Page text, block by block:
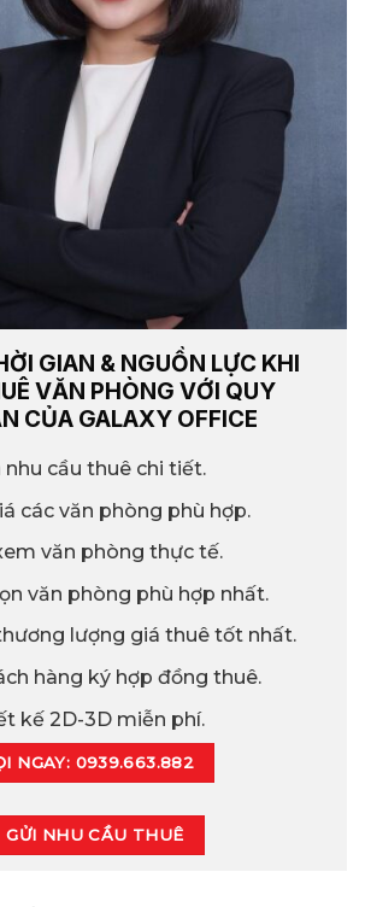
GIAN & NGUỒN LỰC KHI
VĂN PHÒNG VỚI QUY
CỦA GALAXY OFFICE
nhu cầu thuê chi tiết.
các văn phòng phù hợp.
văn phòng thực tế.
văn phòng phù hợp nhất.
lượng giá thuê tốt nhất.
hàng ký hợp đồng thuê.
kế 2D-3D miễn phí.
NGAY: 0939.663.882
GỬI NHU CẦU THUÊ